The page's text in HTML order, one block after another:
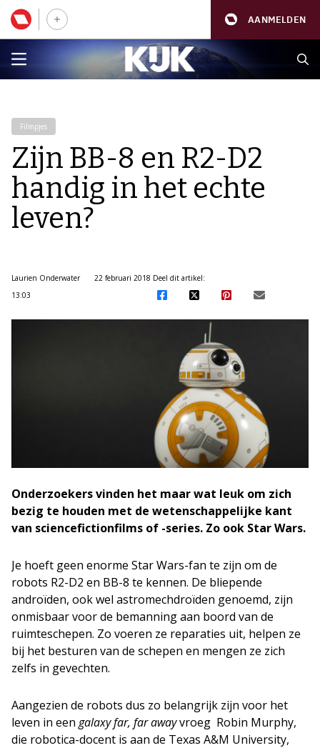
AANMELDEN
Filmpjes
Zijn BB-8 en R2-D2
handig in het echte
leven?
Laurien Onderwater
22 februari 2018
13:03
Deel dit artikel:
Onderzoekers vinden het maar wat leuk om zich
bezig te houden met de wetenschappelijke kant
van sciencefictionfilms of -series. Zo ook Star Wars.
Je hoeft geen enorme Star Wars-fan te zijn om de
robots R2-D2 en BB-8 te kennen. De bliepende
androïden, ook wel astromechdroïden genoemd, zijn
onmisbaar voor de bemanning aan boord van de
ruimteschepen. Zo voeren ze reparaties uit, helpen ze
bij het besturen van de schepen en mengen ze zich
zelfs in gevechten.
Aangezien de robots dus zo belangrijk zijn voor het
leven in een galaxy far, far awayvroeg Robin Murphy,
die robotica-docent is aan de Texas A&M University,